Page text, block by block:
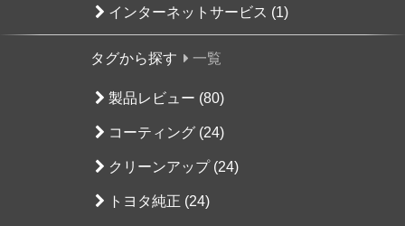
インターネットサービス (1)
タグから探す 一覧
製品レビュー (80)
コーティング (24)
クリーンアップ (24)
トヨタ純正 (24)